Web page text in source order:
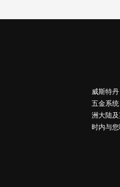
威斯特
五金系
洲⼤陆
时内与您